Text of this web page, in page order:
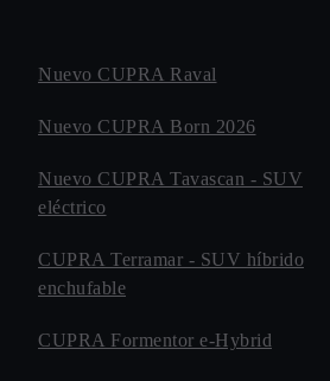
Nuevo CUPRA Raval
Nuevo CUPRA Born 2026
Nuevo CUPRA Tavascan - SUV
eléctrico
CUPRA Terramar - SUV híbrido
enchufable
CUPRA Formentor e-Hybrid